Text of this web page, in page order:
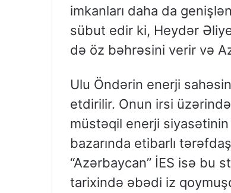
imkanları daha da
sübut edir ki, Heydər
də öz bəhrəsini verir və
Ulu Öndərin enerji
etdirilir. Onun irsi
müstəqil enerji
bazarında etibarlı
“Azərbaycan” İES isə bu
tarixində əbədi iz